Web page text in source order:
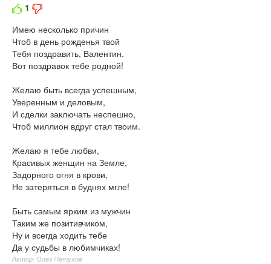
1
Имею несколько причин
Чтоб в день рожденья твой
Тебя поздравить, Валентин.
Вот поздравок тебе родной!
Желаю быть всегда успешным,
Уверенным и деловым,
И сделки заключать неспешно,
Чтоб миллион вдруг стал твоим.
Желаю я тебе любви,
Красивых женщин на Земле,
Задорного огня в крови,
Не затеряться в буднях мгле!
Быть самым ярким из мужчин
Таким же позитивчиком,
Ну и всегда ходить тебе
Да у судьбы в любимчиках!
Автор: Олег Петухов